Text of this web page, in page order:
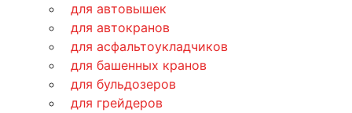
для автовышек
для автокранов
для асфальтоукладчиков
для башенных кранов
для бульдозеров
для грейдеров